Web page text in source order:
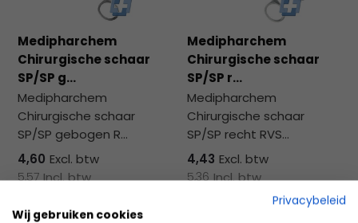
Medipharchem
Chirurgische schaar
SP/SP g...
Medipharchem
Chirurgische schaar
SP/SP gebogen R...
4,60 Excl. btw
5,57 Incl. btw
Medipharchem
Chirurgische schaar
SP/SP r...
Medipharchem
Chirurgische schaar
SP/SP recht RVS...
4,43 Excl. btw
5,36 Incl. btw
Privacybeleid
Wij gebruiken cookies